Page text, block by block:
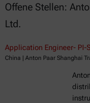
Offene Stellen:
Ltd.
Application Engineer- PI-
China | Anton Paar Shanghai